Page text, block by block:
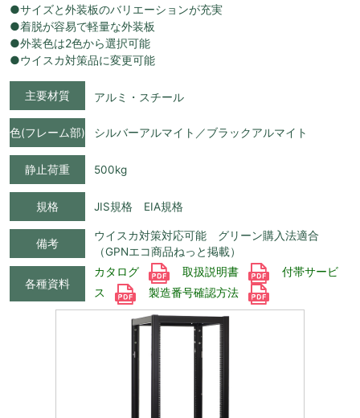
●サイズと外装板のバリエーションが充実
●着脱が容易で軽量な外装板
●外装色は2色から選択可能
●ウイスカ対策品に変更可能
主要材質 アルミ・スチール
色(フレーム部) シルバーアルマイト／ブラックアルマイト
静止荷重 500kg
規格 JIS規格 EIA規格
備考
ウイスカ対策対応可能 グリーン購入法適合
（GPNエコ商品ねっと掲載）
各種資料
カタログ 取扱説明書
付帯サービ
ス
製造番号確認方法